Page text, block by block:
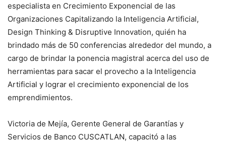
especialista en Crecimiento Exponencial de las
Organizaciones Capitalizando la Inteligencia Artificial,
Design Thinking & Disruptive Innovation, quién ha
brindado más de 50 conferencias alrededor del mundo, a
cargo de brindar la ponencia magistral acerca del uso de
herramientas para sacar el provecho a la Inteligencia
Artificial y lograr el crecimiento exponencial de los
emprendimientos.
Victoria de Mejía, Gerente General de Garantías y
Servicios de Banco CUSCATLAN, capacitó a las